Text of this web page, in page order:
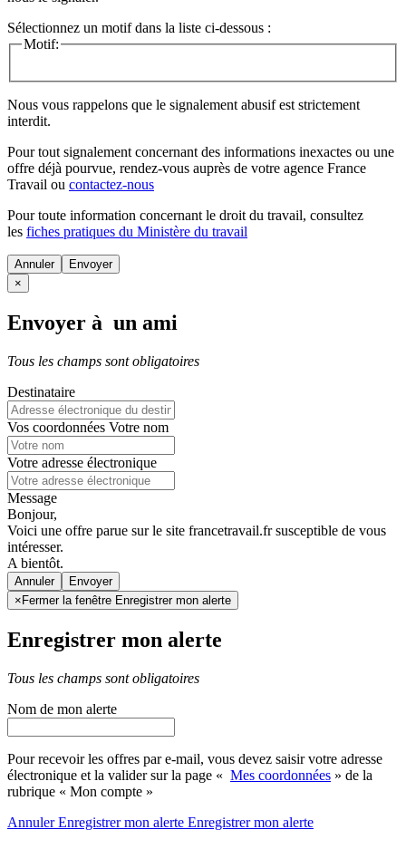
Sélectionnez un motif dans la liste ci-dessous :
Motif:
Nous vous rappelons que le signalement abusif est strictement
interdit.
Pour tout signalement concernant des informations inexactes ou une
offre déjà pourvue, rendez-vous auprès de votre agence France
Travail ou contactez-nous
Pour toute information concernant le droit du travail, consultez
les fiches pratiques du Ministère du travail
Annuler
×
Envoyer à un ami
Tous les champs sont obligatoires
Destinataire
Vos coordonnées Votre nom
Votre adresse électronique
Message
Bonjour,
Voici une offre parue sur le site francetravail.fr susceptible de vous
intéresser.
A bientôt.
Annuler
× Fermer la fenêtre Enregistrer mon alerte
Enregistrer mon alerte
Tous les champs sont obligatoires
Nom de mon alerte
Pour recevoir les offres par e-mail, vous devez saisir votre adresse
électronique et la valider sur la page « Mes coordonnées » de la
rubrique « Mon compte »
AnnulerEnregistrer mon alerte Enregistrermon alerte